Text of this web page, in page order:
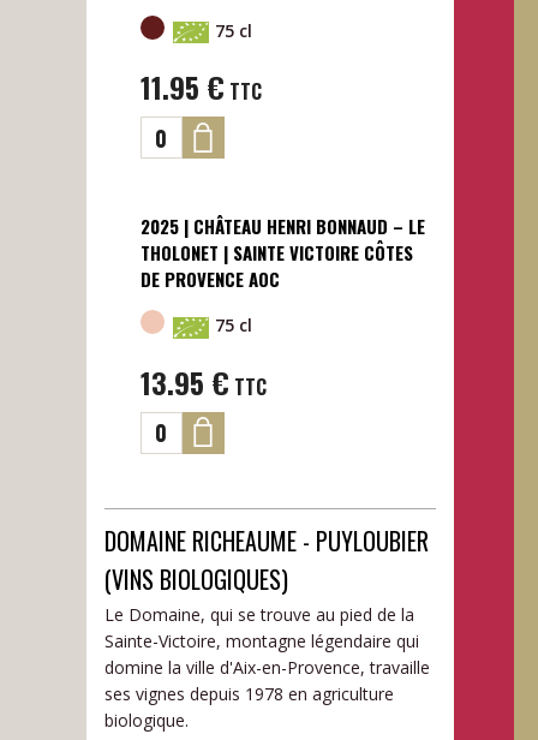
75 cl
11.95 € TTC
2025 | CHÂTEAU HENRI BONNAUD – LE
THOLONET | SAINTE VICTOIRE CÔTES
DE PROVENCE AOC
75 cl
13.95 € TTC
DOMAINE RICHEAUME - PUYLOUBIER
(VINS BIOLOGIQUES)
Le Domaine, qui se trouve au pied de la
Sainte-Victoire, montagne légendaire qui
domine la ville d'Aix-en-Provence, travaille
ses vignes depuis 1978 en agriculture
biologique.